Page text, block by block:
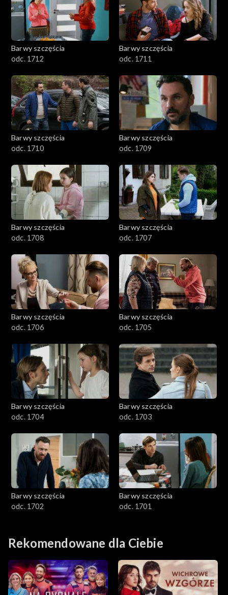
Barwy szczęścia
odc. 1712
Barwy szczęścia
odc. 1711
Barwy szczęścia
odc. 1710
Barwy szczęścia
odc. 1709
Barwy szczęścia
odc. 1708
Barwy szczęścia
odc. 1707
Barwy szczęścia
odc. 1706
Barwy szczęścia
odc. 1705
Barwy szczęścia
odc. 1704
Barwy szczęścia
odc. 1703
Barwy szczęścia
odc. 1702
Barwy szczęścia
odc. 1701
Rekomendowane dla Ciebie